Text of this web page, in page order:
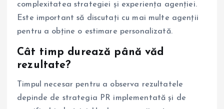
complexitatea strategiei și experiența agenției.
Este important să discutați cu mai multe agenții
pentru a obține o estimare personalizată.
Cât timp durează până văd
rezultate?
Timpul necesar pentru a observa rezultatele
depinde de strategia PR implementată și de